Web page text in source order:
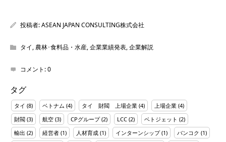
投稿者:ASEAN JAPAN CONSULTING株式会社
タイ, 農林･食料品・水産,企業業績発表,企業解説
コメント:0
タグ
タイ (8) ベトナム (4) タイ 財閥 上場企業 (4) 上場企業 (4)
財閥 (3) 航空 (3) CPグループ(2) LCC (2) ベトジェット (2)
輸出 (2) 経営者 (1) 人材育成 (1) インターンシップ(1) バンコク (1)